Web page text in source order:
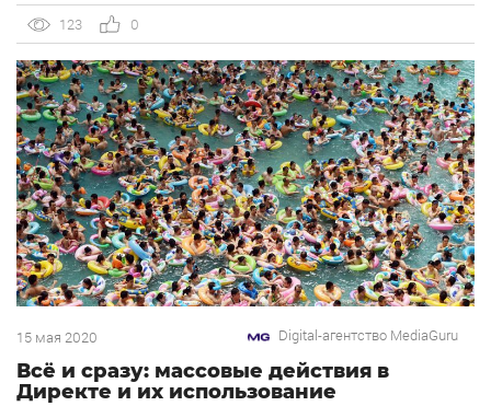
продвигается в рамках конкретной группы.
Мультибаннер представляет собой один баннер,
внутри которого может […]
123 0
15 мая 2020 Digital-агентство MediaGuru
Всё и сразу: массовые действия в
Директе и их использование